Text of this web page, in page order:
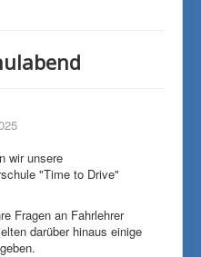
wir unsere
"Time to Drive"
Fragen an Fahrlehrer
darüber hinaus einige